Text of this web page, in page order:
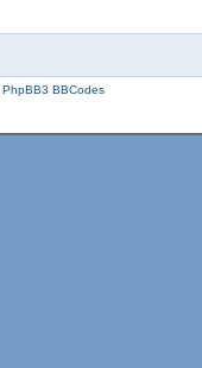
PhpBB3 BBCodes